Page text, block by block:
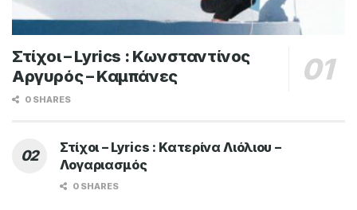
Στίχοι – Lyrics : Κωνσταντίνος
Αργυρός – Καμπάνες
0 SHARES
Στίχοι – Lyrics : Κατερίνα Λιόλιου –
Λογαριασμός
0 SHARES